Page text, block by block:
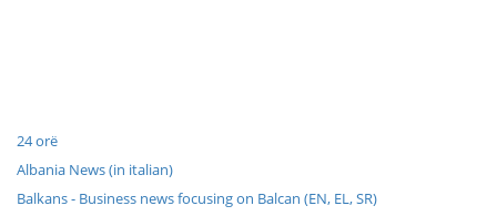
24 orë
Albania News (in italian)
Balkans - Business news focusing on Balcan (EN, EL, SR)